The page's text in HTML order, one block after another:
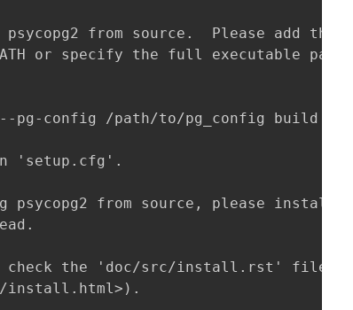
from source.  Please add the
or specify the full executable path
config /path/to/pg_config build ...
'setup.cfg'.
from source, please install
the 'doc/src/install.rst' file